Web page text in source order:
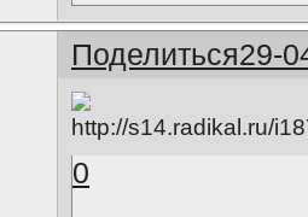
Поделиться29-
0